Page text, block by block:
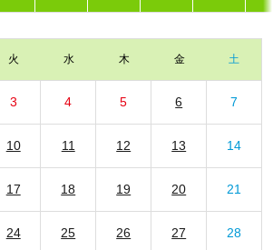
火 水 木 金 土
3 4 5 6 7
10 11 12 13 14
17 18 19 20 21
24 25 26 27 28